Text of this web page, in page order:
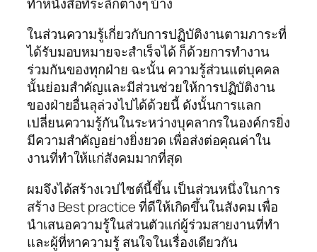
ในส่วนความรู้เกี่ยวกับการปฏิบัติงานตามภาระที่
ได้รับมอบหมายจะสำเร็จได้ ก็ด้วยการทำงาน
ร่วมกันของทุกฝ่าย ฉะนั้น ความรู้ส่วนแต่บุคคล
นั้นย่อมสำคัญและมีส่วนช่วยให้การปฏิบัติงาน
ของฝ่ายอื่นลุล่วงไปได้ด้วยนี้ ดังนั้นการแลก
เปลี่ยนความรู้กันในระหว่างบุคลากรในองค์กรยิ่ง
มีความสำคัญอย่างยิ่งยวด เพื่อส่งต่อคุณค่าใน
งานที่ทำให้แก่สังคมมากที่สุด
ผมจึงได้สร้างเวปไซต์นี้ขึ้น เป็นส่วนหนึ่งในการ
สร้าง Best practice ที่ดีให้เกิดขึ้นในสังคม เพื่อ
นำเสนอความรู้ในส่วนตัวแก่ผู้ร่วมสายงานที่ทำ
และผู้ที่หาความรู้ สนใจในเรื่องเดียวกัน